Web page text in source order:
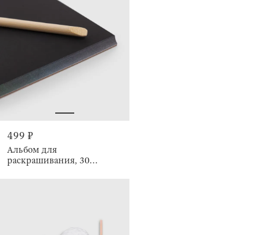
499 ₽
Альбом для
раскрашивания, 30